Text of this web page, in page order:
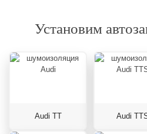
Установим
Audi TT Audi